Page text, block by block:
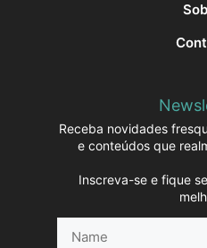
Receba novidades
e conteúdos que
Inscreva-se e fique